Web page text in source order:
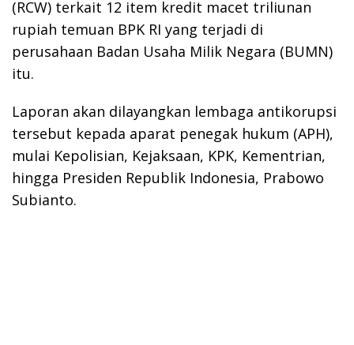
(RCW) terkait 12 item kredit macet triliunan
rupiah temuan BPK RI yang terjadi di
perusahaan Badan Usaha Milik Negara (BUMN)
itu.
Laporan akan dilayangkan lembaga antikorupsi
tersebut kepada aparat penegak hukum (APH),
mulai Kepolisian, Kejaksaan, KPK, Kementrian,
hingga Presiden Republik Indonesia, Prabowo
Subianto.